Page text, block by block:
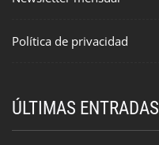
Política de privacidad
ÚLTIMAS ENTRADAS